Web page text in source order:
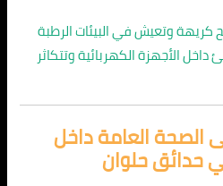
كريهة وتعيش في البيئات الرطبة
داخل الأجهزة الكهربائية وتتكاثر
الصحة العامة داخل
حدائق حلوان